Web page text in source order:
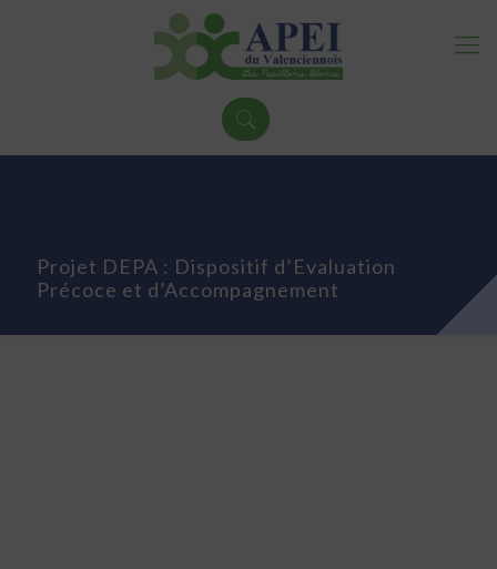
Projet DEPA : Dispositif d’Evaluation
Précoce et d’Accompagnement